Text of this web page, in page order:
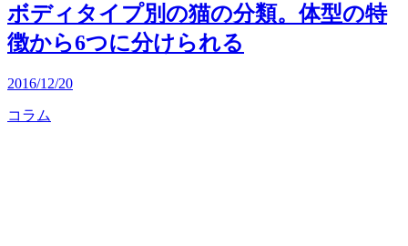
ボディタイプ別の猫の分類。体型の特
徴から6つに分けられる
2016/12/20
コラム